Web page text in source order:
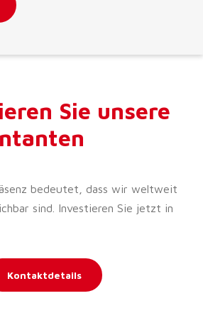
Sie unsere
bedeutet, dass wir weltweit
sind. Investieren Sie jetzt in
Kontaktdetails